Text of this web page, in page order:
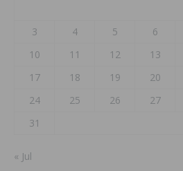
3
4 5 6
10
11 12 13
17
18 19 20
24
25 26 27
31
« Jul